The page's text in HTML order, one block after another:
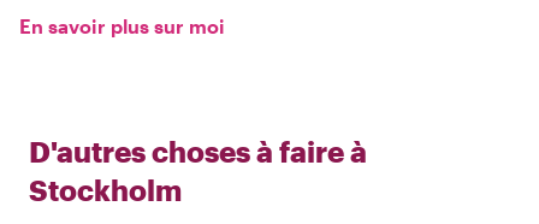
En savoir plus sur moi
D'autres choses à faire à
Stockholm